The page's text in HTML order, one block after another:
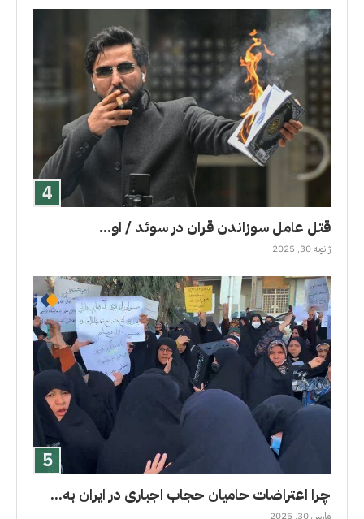
قتل عامل سوزاندن قران در سوئد / او...
ژانویه 30, 2025
چرا اعتراضات حامیان حجاب اجباری در ایران به...
مارس 30, 2025